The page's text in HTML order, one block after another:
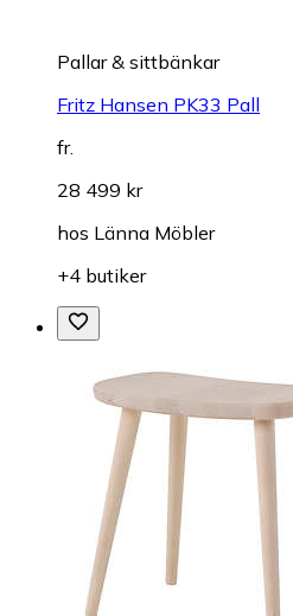
Pallar & sittbänkar
Fritz Hansen PK33 Pall
fr.
28 499 kr
hos Länna Möbler
+4 butiker